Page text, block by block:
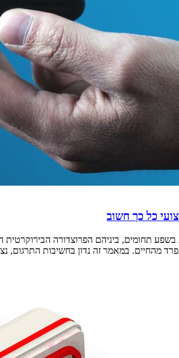
כל כך חשוב
תחומים, ביניהם הפרוצדורה
מהחיים. במאמר זה נדון בחשיבות התרגום,